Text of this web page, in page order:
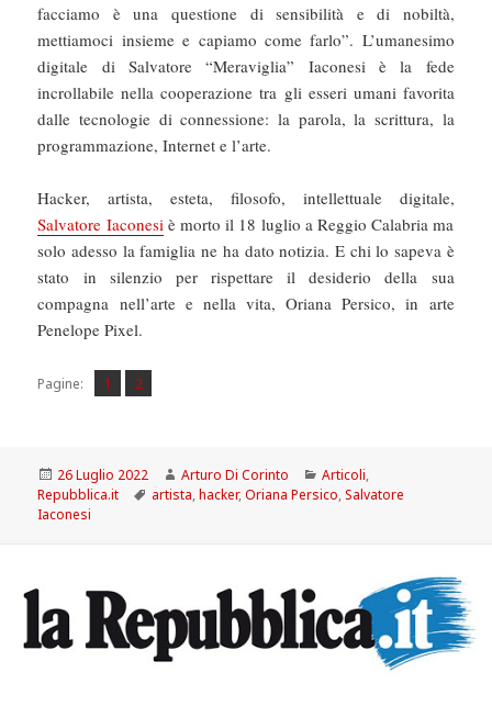
facciamo è una questione di sensibilità e di nobiltà,
mettiamoci insieme e capiamo come farlo”. L’umanesimo
digitale di Salvatore “Meraviglia” Iaconesi è la fede
incrollabile nella cooperazione tra gli esseri umani favorita
dalle tecnologie di connessione: la parola, la scrittura, la
programmazione, Internet e l’arte.
Hacker, artista, esteta, filosofo, intellettuale digitale,
Salvatore Iaconesi è morto il 18 luglio a Reggio Calabria ma
solo adesso la famiglia ne ha dato notizia. E chi lo sapeva è
stato in silenzio per rispettare il desiderio della sua
compagna nell’arte e nella vita, Oriana Persico, in arte
Penelope Pixel.
Pagine: Pagina
1 ,
Pagina
2
Scritto
il
26 Luglio 2022 Autore
Arturo Di Corinto Categorie
Articoli,
Repubblica.it
Tag
artista,hacker,Oriana Persico,Salvatore
Iaconesi